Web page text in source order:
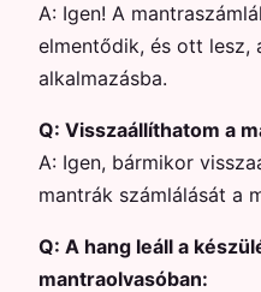
A: Igen! A
elmentődik, és ott lesz,
alkalmazásba.
Q: Visszaállíthatom a
A: Igen, bármikor
mantrák számlálását a
Q: A hang leáll a
mantraolvasóban: